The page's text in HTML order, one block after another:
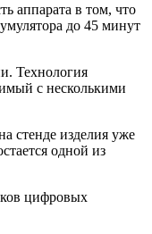
аппарата в том, что
до 45 минут
Технология
с несколькими
стенде изделия уже
одной из
цифровых